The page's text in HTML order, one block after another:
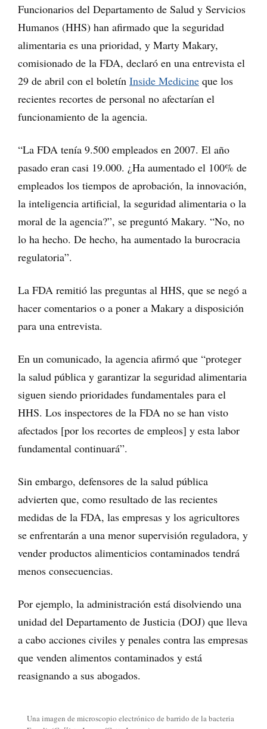
Funcionarios del Departamento de Salud y Servicios
Humanos (HHS) han afirmado que la seguridad
alimentaria es una prioridad, y Marty Makary,
comisionado de la FDA, declaró en una entrevista el
29 de abril con el boletín Inside Medicine que los
recientes recortes de personal no afectarían el
funcionamiento de la agencia.
“La FDA tenía 9.500 empleados en 2007. El año
pasado eran casi 19.000. ¿Ha aumentado el 100% de
empleados los tiempos de aprobación, la innovación,
la inteligencia artificial, la seguridad alimentaria o la
moral de la agencia?”, se preguntó Makary. “No, no
lo ha hecho. De hecho, ha aumentado la burocracia
regulatoria”.
La FDA remitió las preguntas al HHS, que se negó a
hacer comentarios o a poner a Makary a disposición
para una entrevista.
En un comunicado, la agencia afirmó que “proteger
la salud pública y garantizar la seguridad alimentaria
siguen siendo prioridades fundamentales para el
HHS. Los inspectores de la FDA no se han visto
afectados [por los recortes de empleos] y esta labor
fundamental continuará”.
Sin embargo, defensores de la salud pública
advierten que, como resultado de las recientes
medidas de la FDA, las empresas y los agricultores
se enfrentarán a una menor supervisión reguladora, y
vender productos alimenticios contaminados tendrá
menos consecuencias.
Por ejemplo, la administración está disolviendo una
unidad del Departamento de Justicia (DOJ) que lleva
a cabo acciones civiles y penales contra las empresas
que venden alimentos contaminados y está
reasignando a sus abogados.
Una imagen de microscopio electrónico de barrido de la bacteria